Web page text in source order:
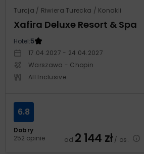
Turcja / Riwiera Turecka / Konakli
Xafira Deluxe Resort & Spa
Hotel:5
17.04.2027 - 24.04.2027
Warszawa - Chopin
All Inclusive
Dobry
252 opinie
6.8
od 2 144 zł/ os.